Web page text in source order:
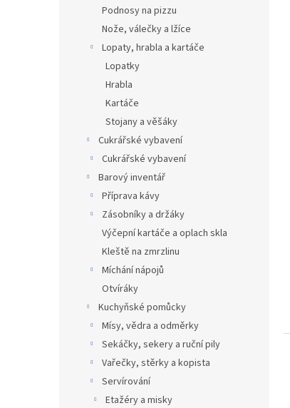
Podnosy na pizzu
Nože, válečky a lžíce
Lopaty, hrabla a kartáče
Lopatky
Hrabla
Kartáče
Stojany a věšáky
Cukrářské vybavení
Cukrářské vybavení
Barový inventář
Příprava kávy
Zásobníky a držáky
Výčepní kartáče a oplach skla
Kleště na zmrzlinu
Míchání nápojů
Otvíráky
Kuchyňské pomůcky
Mísy, vědra a odměrky
Sekáčky, sekery a ruční pily
Vařečky, stěrky a kopista
Servírování
Etažéry a misky